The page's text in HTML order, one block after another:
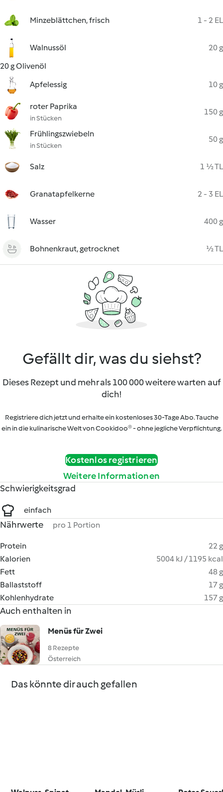
Minzeblättchen, frisch 1 - 2 EL
Walnussöl
20 g
20 g Olivenöl
Apfelessig
10 g
roter Paprika
in Stücken
150 g
Frühlingszwiebeln
in Stücken
50 g
Salz 1 ½ TL
Granatapfelkerne 2 - 3 EL
Wasser 400 g
Bohnenkraut, getrocknet ½ TL
Gefällt dir, was du siehst?
Dieses Rezept und mehr als 100 000 weitere warten auf
dich!
Registriere dich jetzt und erhalte ein kostenloses 30-Tage Abo. Tauche
ein in die kulinarische Welt von Cookidoo® - ohne jegliche Verpflichtung.
Kostenlos registrieren
Weitere Informationen
Schwierigkeitsgrad
einfach
Nährwerte pro 1 Portion
Protein
22 g
Kalorien
5004 kJ / 1195 kcal
Fett
48 g
Ballaststoff
17 g
Kohlenhydrate
157 g
Auch enthalten in
Menüs für Zwei
8 Rezepte
Österreich
Das könnte dir auch gefallen